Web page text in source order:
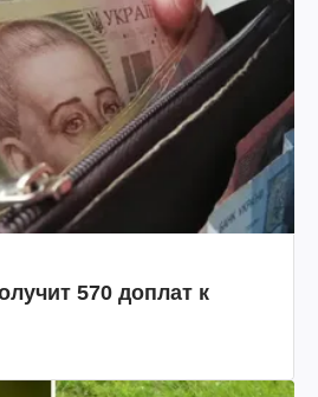
570 доплат к